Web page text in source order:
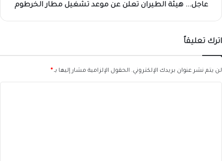
عاجل... هيئة الطيران تعلن عن موعد تشغيل مطار الخرطوم
اترك تعليقاً
لن يتم نشر عنوان بريدك الإلكتروني. الحقول الإلزامية مشار إليها بـ*